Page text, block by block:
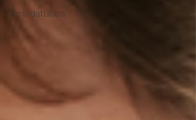
Mes astuces